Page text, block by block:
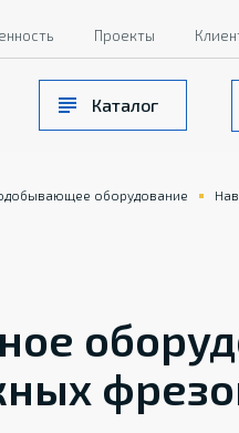
Каталог
Проекты
оборудование